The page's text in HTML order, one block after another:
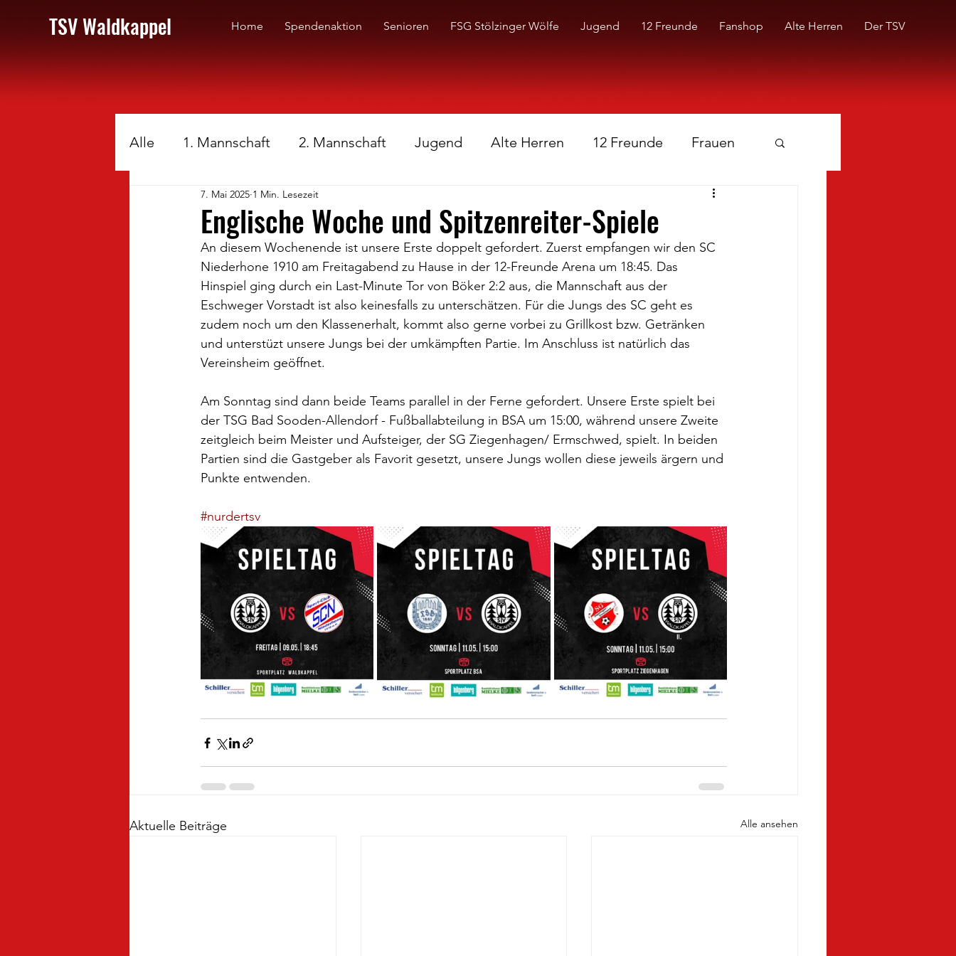
TSV Waldkappel Home Spendenaktion Senioren FSG Stölzinger Wölfe Jugend 12 Freunde Fanshop Alte Herren Der TSV
Alle 1. Mannschaft 2. Mannschaft Jugend Alte Herren 12 Freunde Frauen
Englische Woche und Spitzenreiter-Spiele
7. Mai 2025 1 Min. Lesezeit
An diesem Wochenende ist unsere Erste doppelt gefordert. Zuerst empfangen wir den SC
Niederhone 1910 am Freitagabend zu Hause in der 12-Freunde Arena um 18:45. Das
Hinspiel ging durch ein Last-Minute Tor von Böker 2:2 aus, die Mannschaft aus der
Eschweger Vorstadt ist also keinesfalls zu unterschätzen. Für die Jungs des SC geht es
zudem noch um den Klassenerhalt, kommt also gerne vorbei zu Grillkost bzw. Getränken
und unterstüzt unsere Jungs bei der umkämpften Partie. Im Anschluss ist natürlich das
Vereinsheim geöffnet.
Am Sonntag sind dann beide Teams parallel in der Ferne gefordert. Unsere Erste spielt bei
der TSG Bad Sooden-Allendorf - Fußballabteilung in BSA um 15:00, während unsere Zweite
zeitgleich beim Meister und Aufsteiger, der SG Ziegenhagen/ Ermschwed, spielt. In beiden
Partien sind die Gastgeber als Favorit gesetzt, unsere Jungs wollen diese jeweils ärgern und
Punkte entwenden.
#nurdertsv
Aktuelle Beiträge Alle ansehen